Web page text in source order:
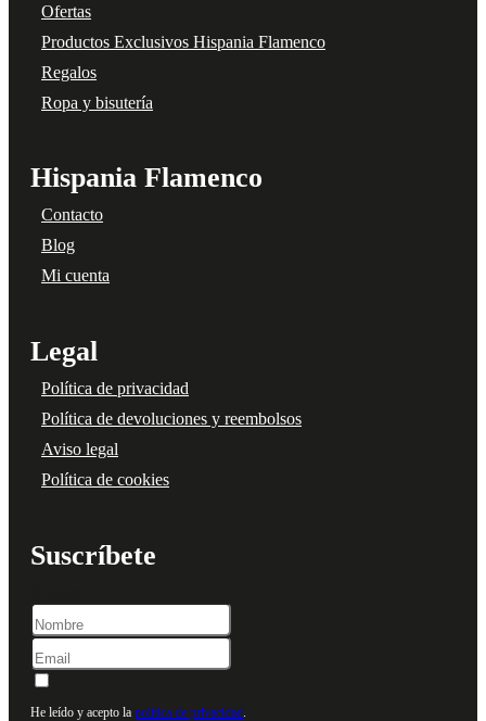
Ofertas
Productos Exclusivos Hispania Flamenco
Regalos
Ropa y bisutería
Hispania Flamenco
Contacto
Blog
Mi cuenta
Legal
Política de privacidad
Política de devoluciones y reembolsos
Aviso legal
Política de cookies
Suscríbete
He leído y acepto la política de privacidad